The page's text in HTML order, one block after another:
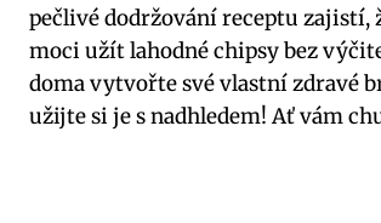
pečlivé dodržování receptu zajistí,
moci užít lahodné chipsy bez
doma vytvořte své vlastní zdravé
užijte si je s nadhledem! Ať vám